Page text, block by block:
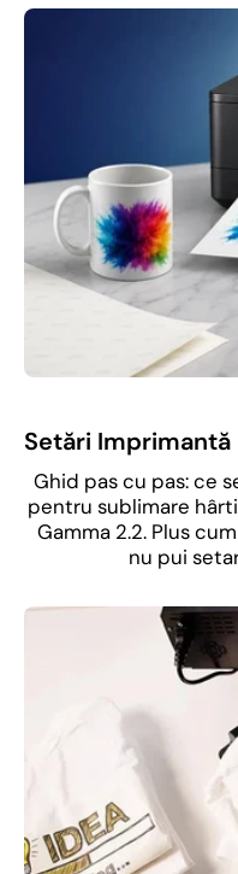
Setări
Ghid pas cu pas: ce
pentru sublimare
Gamma 2.2. Plus
nu pui